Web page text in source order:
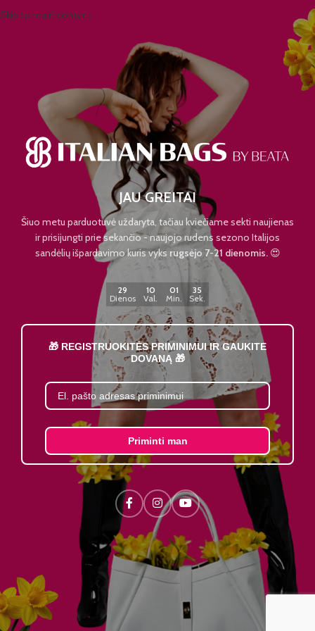
Skip to main content
JAU GREITAI
Šiuo metu parduotuvė uždaryta, tačiau kviečiame sekti naujienas
ir prisijungti prie sekančio - naujojo rudens sezono Italijos
sandėlių išpardavimo kuris vyks rugsėjo 7-21 dienomis.😍
29
Dienos
10
Val.
01
Min.
35
Sek.
🎁 REGISTRUOKITĖS PRIMINIMUI IR GAUKITE
DOVANĄ 🎁
Priminti man